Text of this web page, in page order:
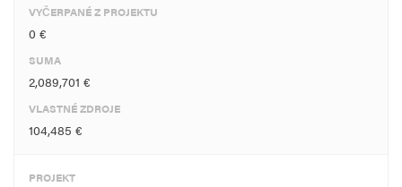
VYČERPANÉ Z PROJEKTU
0 €
SUMA
2,089,701 €
VLASTNÉ ZDROJE
104,485 €
PROJEKT